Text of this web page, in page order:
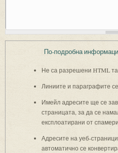
По-подробна
Не са разрешени HTML
Линиите и параграфите
Имейл адресите ще се
страницата, за да се
експлоатирани от
Адресите на уеб-
автоматично се